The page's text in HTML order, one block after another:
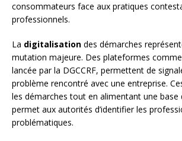
consommateurs face aux pratiques
professionnels.
La digitalisation des démarches
mutation majeure. Des plateformes comme
lancée par la DGCCRF, permettent de
problème rencontré avec une entreprise.
les démarches tout en alimentant une base
permet aux autorités d’identifier les
problématiques.